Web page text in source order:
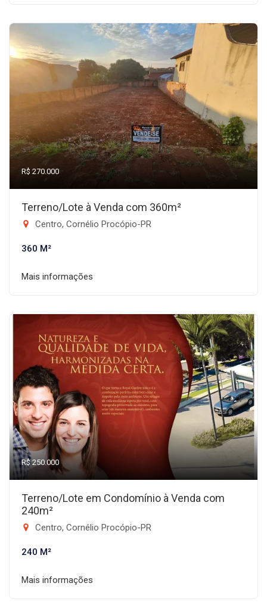
R$ 270.000
Terreno/Lote à Venda com 360m²
Centro, Cornélio Procópio-PR
360 M²
Mais informações
R$ 250.000
Terreno/Lote em Condomínio à Venda com
240m²
Centro, Cornélio Procópio-PR
240 M²
Mais informações